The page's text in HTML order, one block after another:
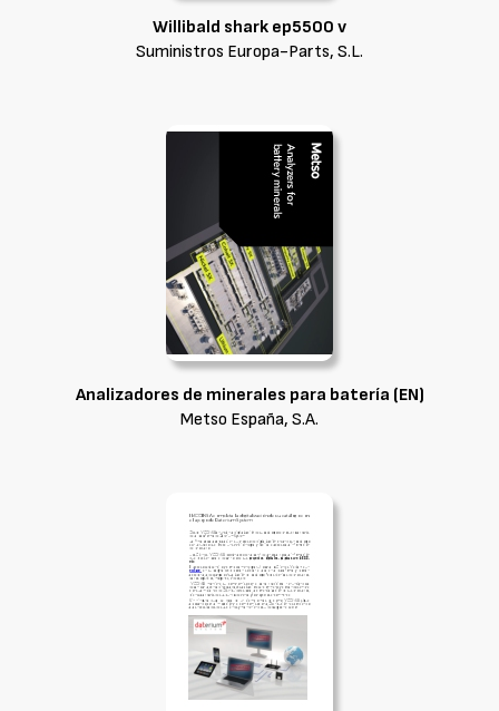
Willibald shark ep5500 v
Suministros Europa-Parts, S.L.
Analizadores de minerales para batería (EN)
Metso España, S.A.